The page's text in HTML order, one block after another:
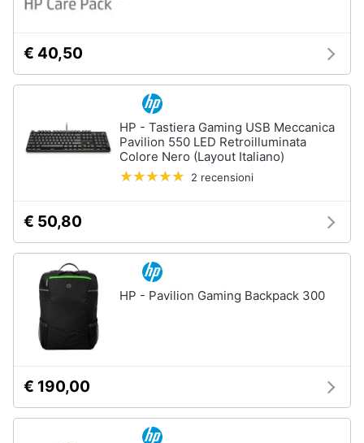
€ 40,50
HP - Tastiera Gaming USB Meccanica
Pavilion 550 LED Retroilluminata
Colore Nero (Layout Italiano)
2 recensioni
€ 50,80
HP - Pavilion Gaming Backpack 300
€ 190,00